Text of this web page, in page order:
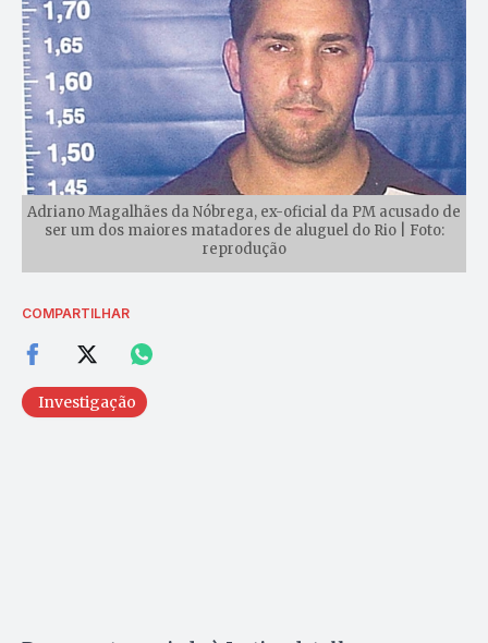
Adriano Magalhães da Nóbrega, ex-oficial da PM acusado de
ser um dos maiores matadores de aluguel do Rio | Foto:
reprodução
COMPARTILHAR
Investigação